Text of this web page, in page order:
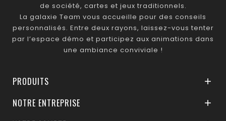
de société, cartes et jeux traditionnels.
La galaxie Team vous accueille pour des conseils
personnalisés. Entre deux rayons, laissez-vous tenter
par l’espace démo et participez aux animations dans
une ambiance conviviale !
PRODUITS 
NOTRE ENTREPRISE 